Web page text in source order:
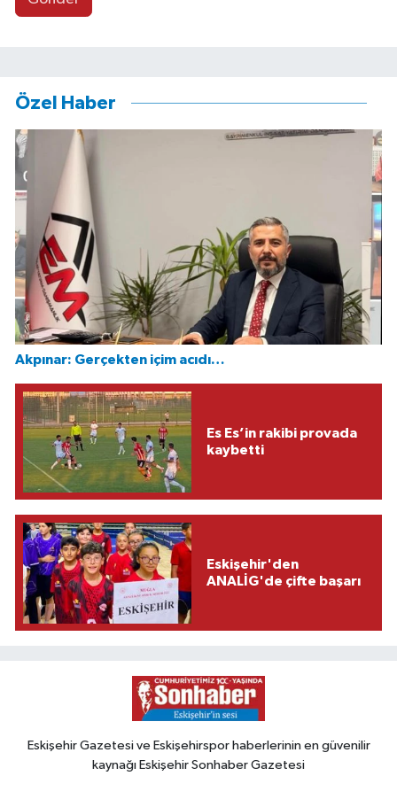
Özel Haber
Akpınar: Gerçekten içim acıdı…
Es Es’in rakibi provada
kaybetti
Eskişehir'den
ANALİG'de çifte başarı
Eskişehir Gazetesi ve Eskişehirspor haberlerinin en güvenilir
kaynağı Eskişehir Sonhaber Gazetesi